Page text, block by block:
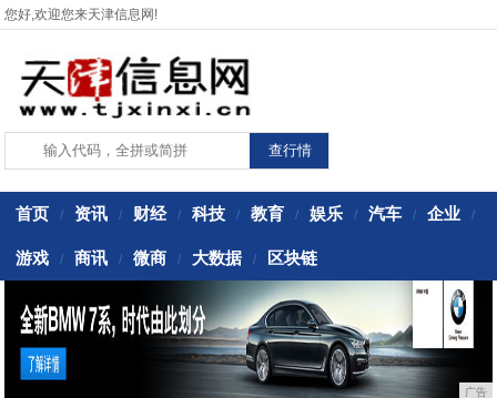
您好,欢迎您来天津信息网!
首页 / 资讯 / 财经 / 科技 / 教育 / 娱乐 / 汽车 / 企业 /
游戏 / 商讯 / 微商 / 大数据 / 区块链
广告